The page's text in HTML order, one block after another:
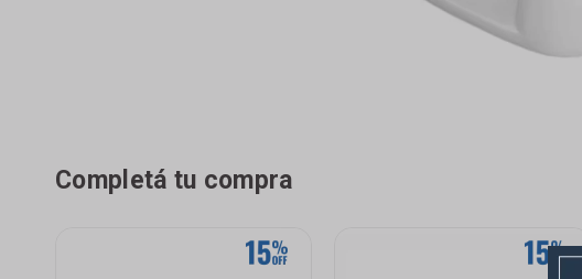
Completá tu compra